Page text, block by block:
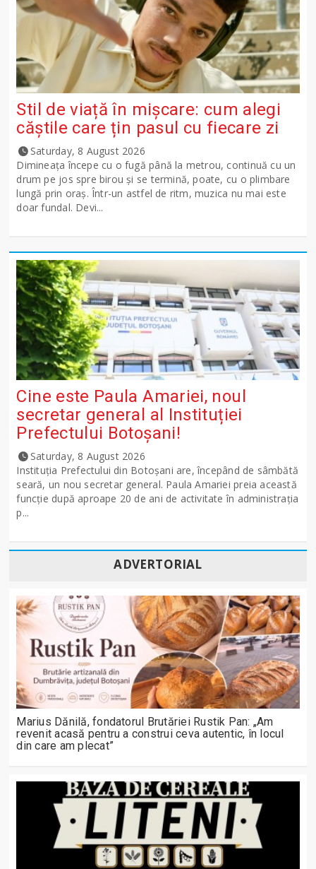
Stil de viață în mișcare: cum alegi
căștile care țin pasul cu fiecare zi
Saturday, 8 August 2026
Dimineața începe cu o fugă până la metrou, continuă cu un
drum pe jos spre birou și se termină, poate, cu o plimbare
lungă prin oraș. Într-un astfel de ritm, muzica nu mai este
doar fundal. Devi...
Cine este Paula Amariei, noul
secretar general al Instituției
Prefectului Botoșani!
Saturday, 8 August 2026
Instituția Prefectului din Botoșani are, începând de sâmbătă
seară, un nou secretar general. Paula Amariei preia această
funcție după aproape 20 de ani de activitate în administrația
p...
ADVERTORIAL
Marius Dănilă, fondatorul Brutăriei Rustik Pan: „Am
revenit acasă pentru a construi ceva autentic, în locul
din care am plecat”